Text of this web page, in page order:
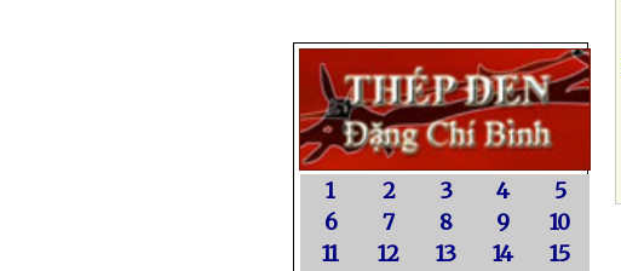
1 2 3 4
5
6
7 8 9
10
11
12 13 14
15